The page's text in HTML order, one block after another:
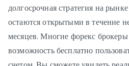
долгосрочная стратегия на
остаются открытыми в течение
месяцев. Многие форекс
возможность бесплатно